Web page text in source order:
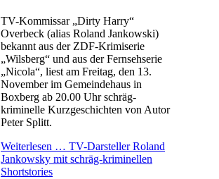
TV-Kommissar „Dirty Harry“
Overbeck (alias Roland Jankowski)
bekannt aus der ZDF-Krimiserie
„Wilsberg“ und aus der Fernsehserie
„Nicola“, liest am Freitag, den 13.
November im Gemeindehaus in
Boxberg ab 20.00 Uhr schräg-
kriminelle Kurzgeschichten von Autor
Peter Splitt.
Weiterlesen … TV-Darsteller Roland
Jankowsky mit schräg-kriminellen
Shortstories